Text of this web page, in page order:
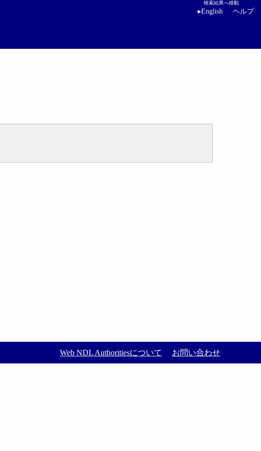
検索結果へ移動
▸English ヘルプ
Web NDL Authoritiesについて お問い合わせ